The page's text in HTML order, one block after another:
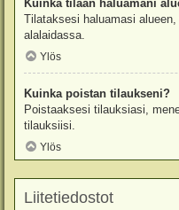
Kuinka tilaan haluamani
Tilataksesi haluamasi
alalaidassa.
Ylös
Kuinka poistan tilaukseni?
Poistaaksesi tilauksiasi,
tilauksiisi.
Ylös
Liitetiedostot